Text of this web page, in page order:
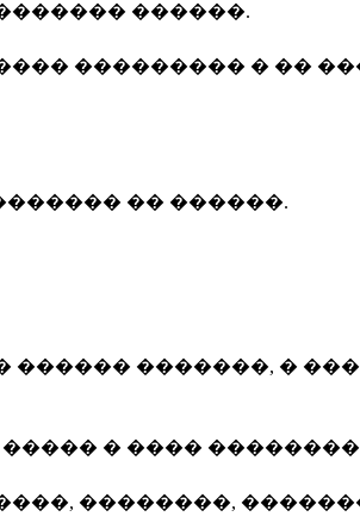
������� ������.
��������� � ��
�� ������.
�������, �
� ����
��������,